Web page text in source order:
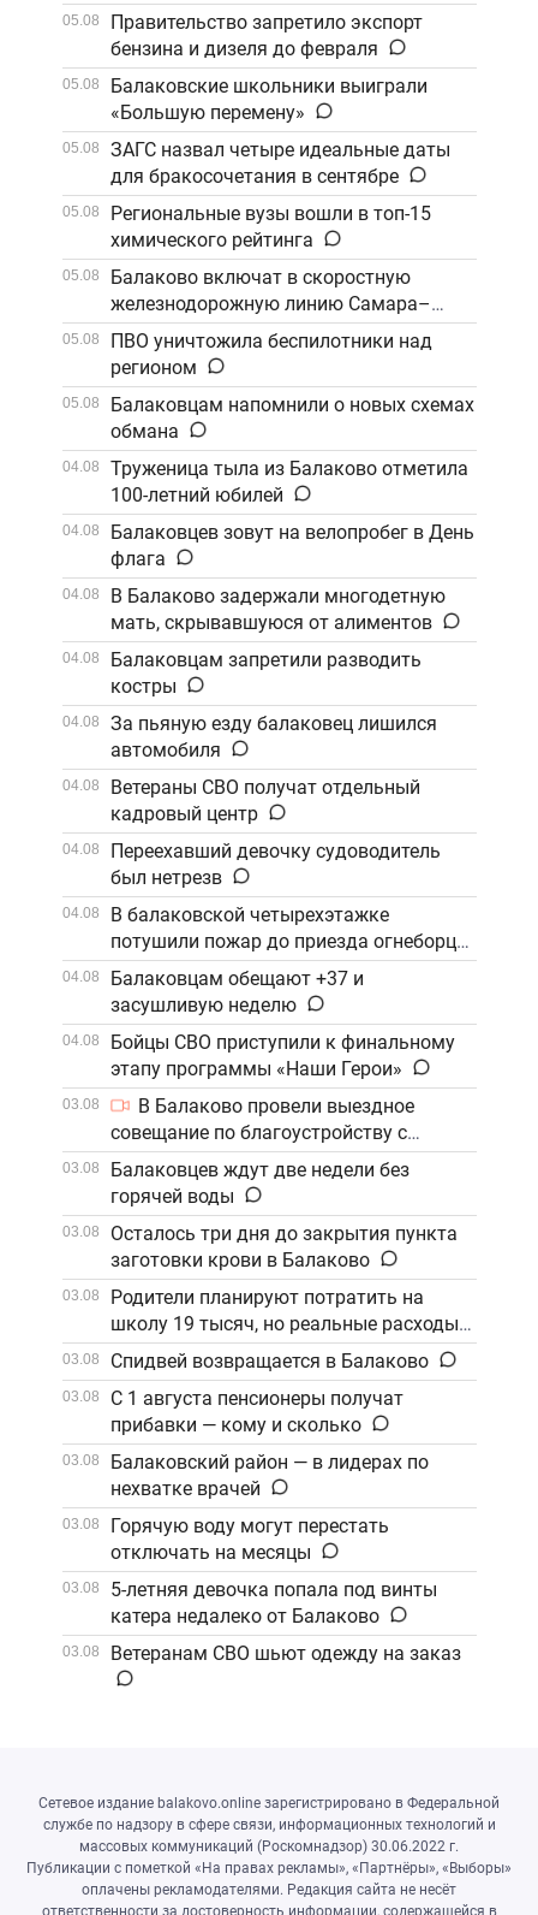
05.08
Правительство запретило экспорт
бензина и дизеля до февраля
05.08
Балаковские школьники выиграли
«Большую перемену»
05.08
ЗАГС назвал четыре идеальные даты
для бракосочетания в сентябре
05.08
Региональные вузы вошли в топ-15
химического рейтинга
05.08
Балаково включат в скоростную
железнодорожную линию Самара–
Саратов
05.08
ПВО уничтожила беспилотники над
регионом
05.08
Балаковцам напомнили о новых схемах
обмана
04.08
Труженица тыла из Балаково отметила
100-летний юбилей
04.08
Балаковцев зовут на велопробег в День
флага
04.08
В Балаково задержали многодетную
мать, скрывавшуюся от алиментов
04.08
Балаковцам запретили разводить
костры
04.08
За пьяную езду балаковец лишился
автомобиля
04.08
Ветераны СВО получат отдельный
кадровый центр
04.08
Переехавший девочку судоводитель
был нетрезв
04.08
В балаковской четырехэтажке
потушили пожар до приезда огнеборцев
04.08
Балаковцам обещают +37 и
засушливую неделю
04.08
Бойцы СВО приступили к финальному
этапу программы «Наши Герои»
03.08
В Балаково провели выездное
совещание по благоустройству с
участием компании «ФосАгро»
03.08
Балаковцев ждут две недели без
горячей воды
03.08
Осталось три дня до закрытия пункта
заготовки крови в Балаково
03.08
Родители планируют потратить на
школу 19 тысяч, но реальные расходы
выше
03.08 Спидвей возвращается в Балаково
03.08
С 1 августа пенсионеры получат
прибавки — кому и сколько
03.08
Балаковский район — в лидерах по
нехватке врачей
03.08
Горячую воду могут перестать
отключать на месяцы
03.08
5-летняя девочка попала под винты
катера недалеко от Балаково
03.08 Ветеранам СВО шьют одежду на заказ
Сетевое издание balakovo.online зарегистрировано в Федеральной
службе по надзору в сфере связи, информационных технологий и
массовых коммуникаций (Роскомнадзор) 30.06.2022 г.
Публикации с пометкой «На правах рекламы», «Партнёры», «Выборы»
оплачены рекламодателями. Редакция сайта не несёт
ответственности за достоверность информации, содержащейся в